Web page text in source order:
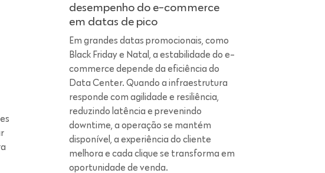
desempenho do e-commerce
em datas de pico
Em grandes datas promocionais, como
Black Friday e Natal, a estabilidade do e-
commerce depende da eficiência do
Data Center. Quando a infraestrutura
responde com agilidade e resiliência,
reduzindo latência e prevenindo
downtime, a operação se mantém
disponível, a experiência do cliente
melhora e cada clique se transforma em
oportunidade de venda.